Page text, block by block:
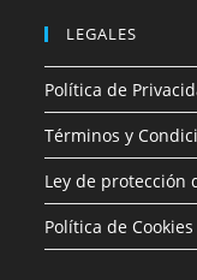
LEGALES
Política de
Términos y
Ley de protección
Política de Cookies